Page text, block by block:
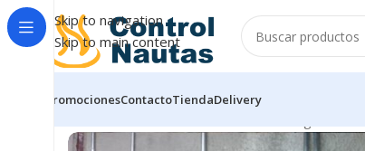
Skip to navigation
Skip to main content
PromocionesContactoTiendaDelivery